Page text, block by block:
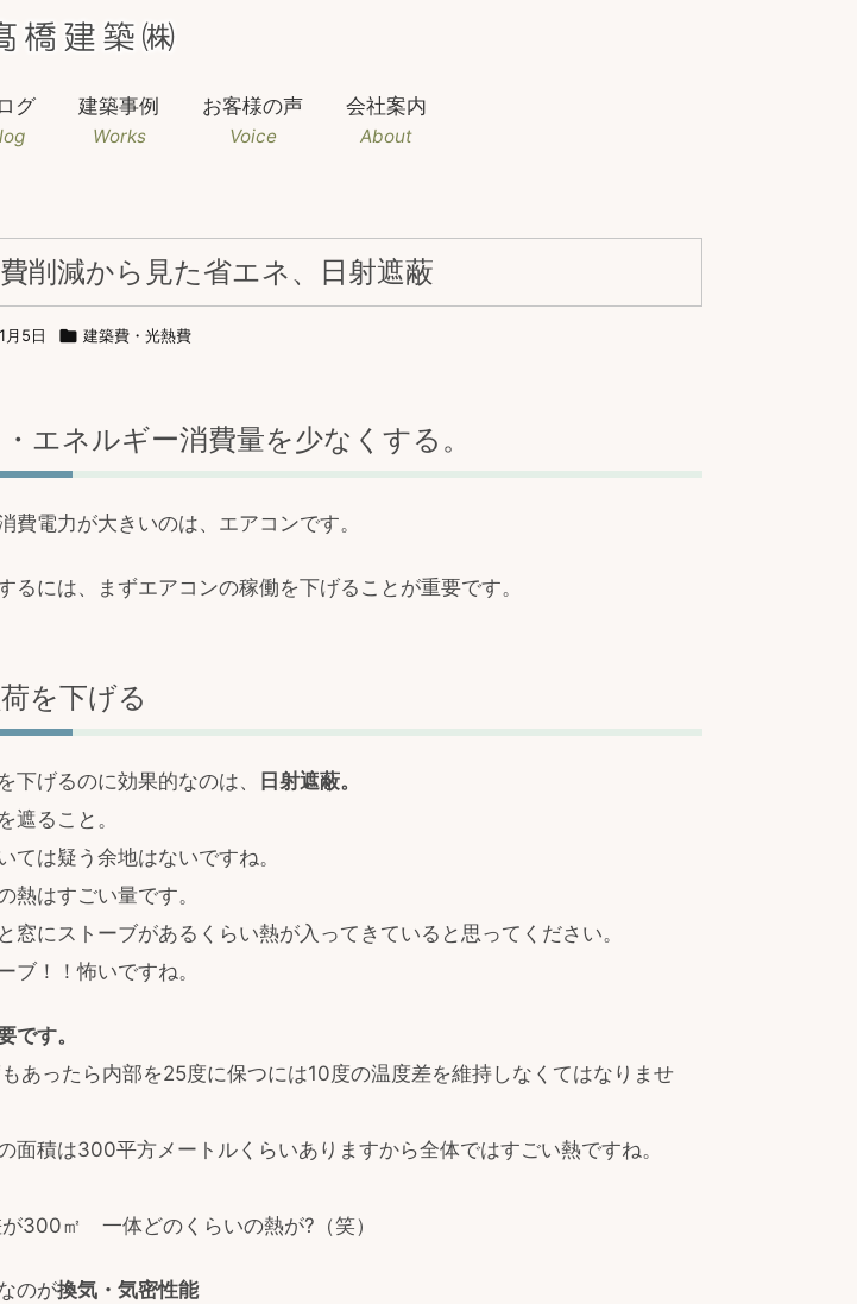
グ 建築事例
Works
お客様の声
Voice
会社案内
About
削減から見た省エネ、日射遮蔽
月5日  建築費・光熱費
エネルギー消費量を少なくする。
費電力が大きいのは、エアコンです。
るには、まずエアコンの稼働を下げることが重要です。
を下げる
下げるのに効果的なのは、
日射遮蔽。
遮ること。
ては疑う余地はないですね。
熱はすごい量です。
窓にストーブがあるくらい熱が入ってきていると思ってください。
ブ！！怖いですね。
です。
あったら内部を25度に保つには10度の温度差を維持しなくてはなりませ
面積は300平方メートルくらいありますから全体ではすごい熱ですね。
300㎡ 一体どのくらいの熱が?（笑）
のが換気・気密性能